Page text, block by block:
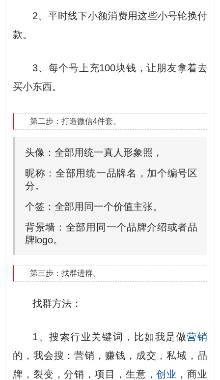
2、平时线下小额消费用这些小号轮换付
款。
3、每个号上充100块钱，让朋友拿着去
买小东西。
第二步：打造微信4件套。
头像：全部用统一真人形象照，
昵称：全部用统一品牌名，加个编号区
分。
个签：全部用同一个价值主张。
背景墙：全部用同一个品牌介绍或者品
牌logo。
第三步：找群进群。
找群方法：
1、搜索行业关键词，比如我是做营销
的，我会搜：营销，赚钱，成交，私域，品
牌，裂变，分销，项目，生意，创业 ，商业